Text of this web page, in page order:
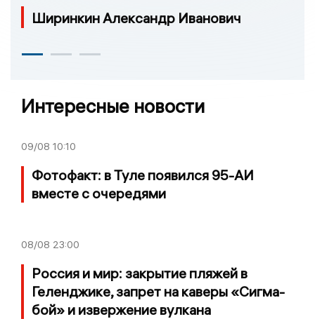
Ширинкин Александр Иванович
Интересные новости
09/08 10:10
Фотофакт: в Туле появился 95-АИ
вместе с очередями
08/08 23:00
Россия и мир: закрытие пляжей в
Геленджике, запрет на каверы «Сигма-
бой» и извержение вулкана